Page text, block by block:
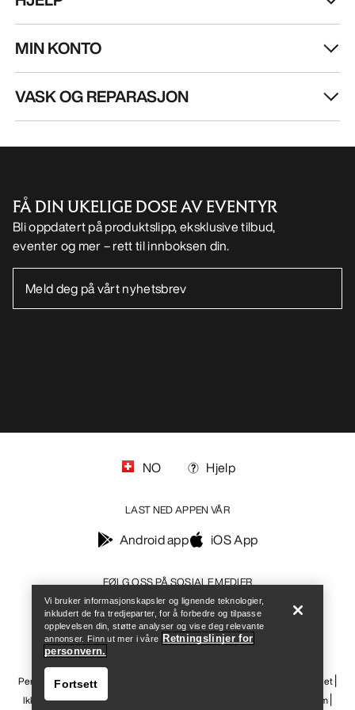
MIN KONTO
VASK OG REPARASJON
FÅ DIN UKELIGE DOSE AV EVENTYR
Bli oppdatert på produktslipp, eksklusive tilbud,
eventer og mer – rett til innboksen din.
FØLG OSS PÅ SOSIALE MEDIER
NO Hjelp
LAST NED APPEN VÅR
Android app iOS App
Informasjonskapsler
Personvernerklæring
Tilgjengelighet
Ikke selg mine personopplysninger
outlet.arcteryx.com
Vi bruker informasjonskapsler og lignende teknologier,
inkludert de fra tredjeparter, for å forbedre og tilpasse
opplevelsen din, støtte analyser og vise deg relevante
annonser. Finn ut mer i våre Retningslinjer for
personvern.
Fortsett